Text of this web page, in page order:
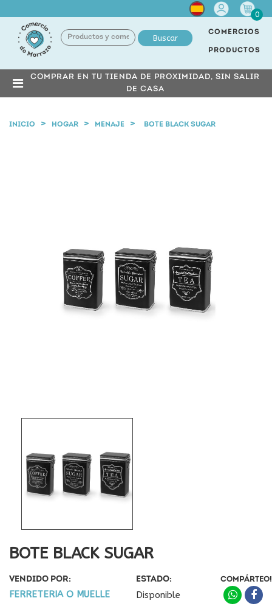
Cuenta
0
Buscar
COMERCIOS
PRODUCTOS
COMPRAR EN TU TIENDA DE PROXIMIDAD, SIN SALIR
DE CASA
INICIO HOGAR MENAJE BOTE BLACK SUGAR
BOTE BLACK SUGAR
VENDIDO POR:
FERRETERIA O MUELLE
ESTADO:
Disponible
COMPÁRTEO!